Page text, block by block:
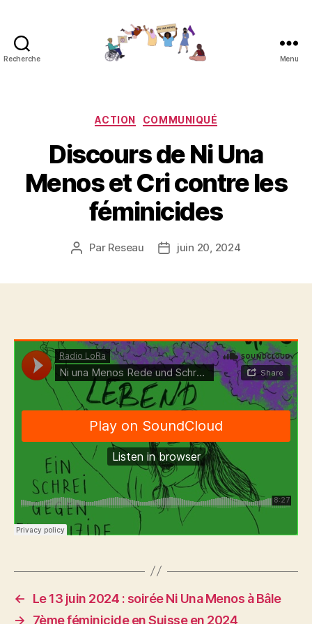
Recherche
féminicides
Menu
Catégories
ACTION COMMUNIQUÉ
Discours de Ni Una
Menos et Cri contre les
féminicides
Auteur
Par Reseau
Datejuin 20, 2024
←
Le 13 juin 2024 : soirée Ni Una Menos à Bâle
→
7ème féminicide en Suisse en 2024